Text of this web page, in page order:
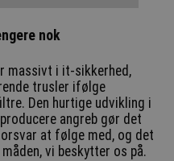
nok
massivt i it-sikkerhed,
trusler ifølge
Den hurtige udvikling i
angreb gør det
at følge med, og det
vi beskytter os på.